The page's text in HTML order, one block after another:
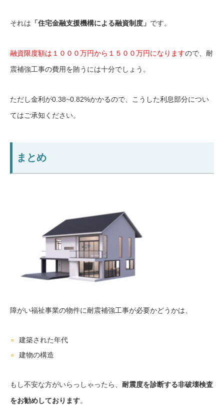
それは 「住宅金融支援機構による融資制度」 です。
融資限度額は１０００万円から１５００万円になりますので、耐
震補強工事の費用を賄うには十分でしょう。
ただし金利が0.38~0.82%かかるので、こうした利息部分につい
てはご承知ください。
まとめ
障がい福祉事業の物件に耐震補強工事が必要かどうかは、
建築された年代
建物の構造
もし不安な方がいらっしゃったら、 耐震度を診断する非破壊検査
をお勧めしております。